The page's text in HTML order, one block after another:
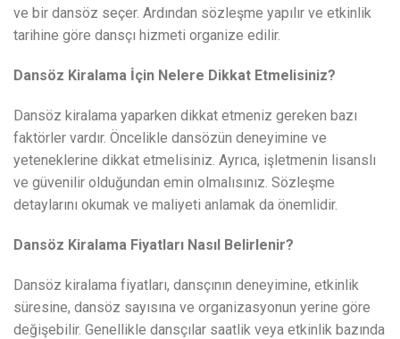
ve bir dansöz seçer. Ardından sözleşme yapılır ve etkinlik
tarihine göre dansçı hizmeti organize edilir.
Dansöz Kiralama İçin Nelere Dikkat Etmelisiniz?
Dansöz kiralama yaparken dikkat etmeniz gereken bazı
faktörler vardır. Öncelikle dansözün deneyimine ve
yeteneklerine dikkat etmelisiniz. Ayrıca, işletmenin lisanslı
ve güvenilir olduğundan emin olmalısınız. Sözleşme
detaylarını okumak ve maliyeti anlamak da önemlidir.
Dansöz Kiralama Fiyatları Nasıl Belirlenir?
Dansöz kiralama fiyatları, dansçının deneyimine, etkinlik
süresine, dansöz sayısına ve organizasyonun yerine göre
değişebilir. Genellikle dansçılar saatlik veya etkinlik bazında